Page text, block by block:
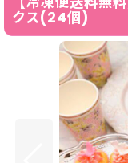
クス(24個)